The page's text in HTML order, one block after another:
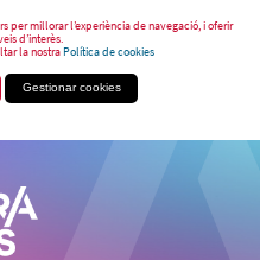
per millorar l’experiència de navegació, i oferir
d’interès.
la nostraPolítica de cookies
Gestionar cookies